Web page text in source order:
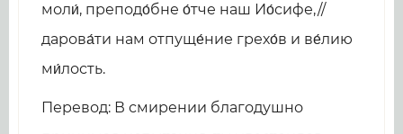
моли́, преподо́бне о́тче наш Ио́сифе,//
дарова́ти нам отпуще́ние грехо́в и ве́лию
ми́лость.
Перевод: В смирении благодушно